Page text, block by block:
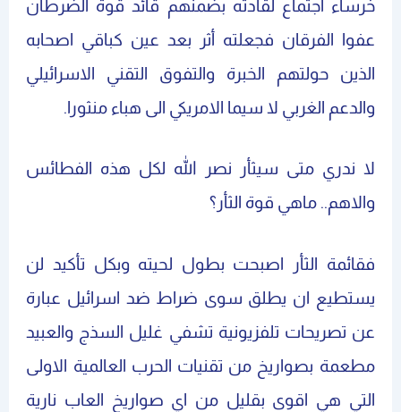
خرساء اجتماع لقادته بضمنهم قائد قوة الضرطان
عفوا الفرقان فجعلته أثر بعد عين كباقي اصحابه
الذين حولتهم الخبرة والتفوق التقني الاسرائيلي
والدعم الغربي لا سيما الامريكي الى هباء منثورا.
لا ندري متى سيثأر نصر الله لكل هذه الفطائس
والاهم.. ماهي قوة الثأر؟
فقائمة الثأر اصبحت بطول لحيته وبكل تأكيد لن
يستطيع ان يطلق سوى ضراط ضد اسرائيل عبارة
عن تصريحات تلفزيونية تشفي غليل السذج والعبيد
مطعمة بصواريخ من تقنيات الحرب العالمية الاولى
التي هي اقوى بقليل من اي صواريخ العاب نارية